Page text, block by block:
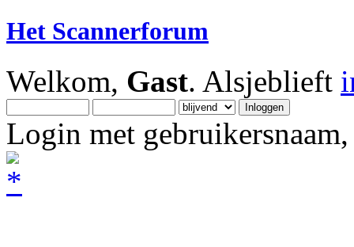
Het Scannerforum
Welkom, Gast. Alsjeblieft
Login met